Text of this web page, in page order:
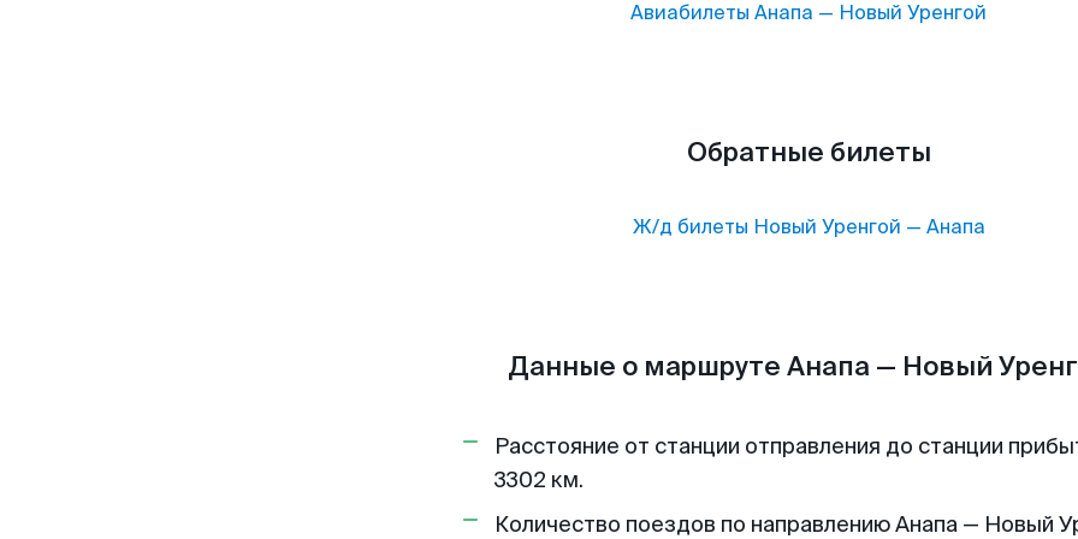
Авиабилеты Анапа — Новый Уренгой
Обратные билеты
Ж/д билеты Новый Уренгой — Анапа
Данные о маршруте Анапа — Новый
Расстояние от станции отправления до станции
3302 км.
Количество поездов по направлению Анапа — Новый